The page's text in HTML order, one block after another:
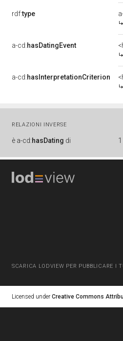
rdf:type
a-cd:hasDatingEvent
a-cd:hasInterpretationCriterion
RELAZIONI INVERSE
è a-cd:hasDating di
SCARICA LODVIEW PER PUBBLICARE I
Licensed under Creative Commons